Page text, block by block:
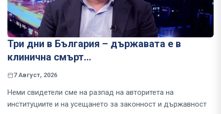
Три дни в България – държавата е в
клинична смърт…
7 Август, 2026
Неми свидетели сме на разпад на авторитета на
институциите и на усещането за законност и държавност